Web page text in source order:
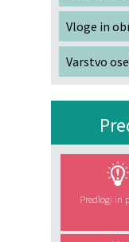
Vloge in
Varstvo
Predlogi in